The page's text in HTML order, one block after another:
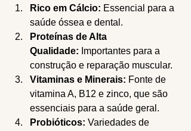
Rico em Cálcio: Essencial para a
saúde óssea e dental.
Proteínas de Alta
Qualidade: Importantes para a
construção e reparação muscular.
Vitaminas e Minerais: Fonte de
vitamina A, B12 e zinco, que são
essenciais para a saúde geral.
Probióticos: Variedades de